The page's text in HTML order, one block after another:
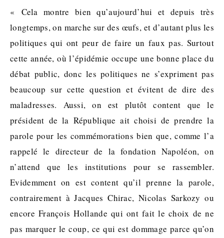
« Cela montre bien qu’aujourd’hui et depuis très
longtemps, on marche sur des œufs, et d’autant plus les
politiques qui ont peur de faire un faux pas. Surtout
cette année, où l’épidémie occupe une bonne place du
débat public, donc les politiques ne s’expriment pas
beaucoup sur cette question et évitent de dire des
maladresses. Aussi, on est plutôt content que le
président de la République ait choisi de prendre la
parole pour les commémorations bien que, comme l’a
rappelé le directeur de la fondation Napoléon, on
n’attend que les institutions pour se rassembler.
Evidemment on est content qu’il prenne la parole,
contrairement à Jacques Chirac, Nicolas Sarkozy ou
encore François Hollande qui ont fait le choix de ne
pas marquer le coup, ce qui est dommage parce qu’on